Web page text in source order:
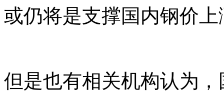
或仍将是支撑国内钢价
但是也有相关机构认为